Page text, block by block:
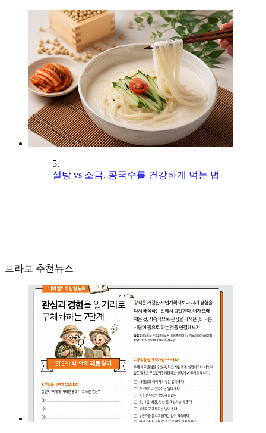
5.
설탕 vs 소금, 콩국수를 건강하게 먹는 법
브라보 추천뉴스